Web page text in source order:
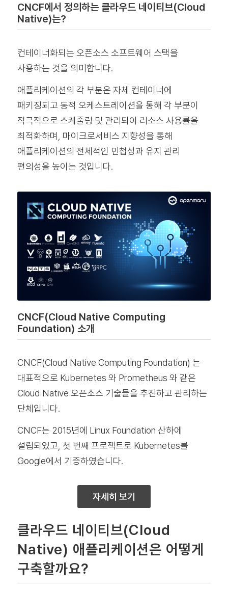
CNCF에서 정의하는 클라우드 네이티브(Cloud
Native)는?
컨테이너화되는 오픈소스 소프트웨어 스택을
사용하는 것을 의미합니다.
애플리케이션의 각 부분은 자체 컨테이너에
패키징되고 동적 오케스트레이션을 통해 각 부분이
적극적으로 스케줄링 및 관리되어 리소스 사용률을
최적화하며, 마이크로서비스 지향성을 통해
애플리케이션의 전체적인 민첩성과 유지 관리
편의성을 높이는 것입니다.
CNCF(Cloud Native Computing
Foundation) 소개
CNCF(Cloud Native Computing Foundation) 는
대표적으로 Kubernetes 와 Prometheus 와 같은
Cloud Native 오픈소스 기술들을 추진하고 관리하는
단체입니다.
CNCF는 2015년에 Linux Foundation 산하에
설립되었고, 첫 번째 프로젝트로 Kubernetes를
Google에서 기증하였습니다.
자세히 보기
클라우드 네이티브(Cloud
Native) 애플리케이션은 어떻게
구축할까요?